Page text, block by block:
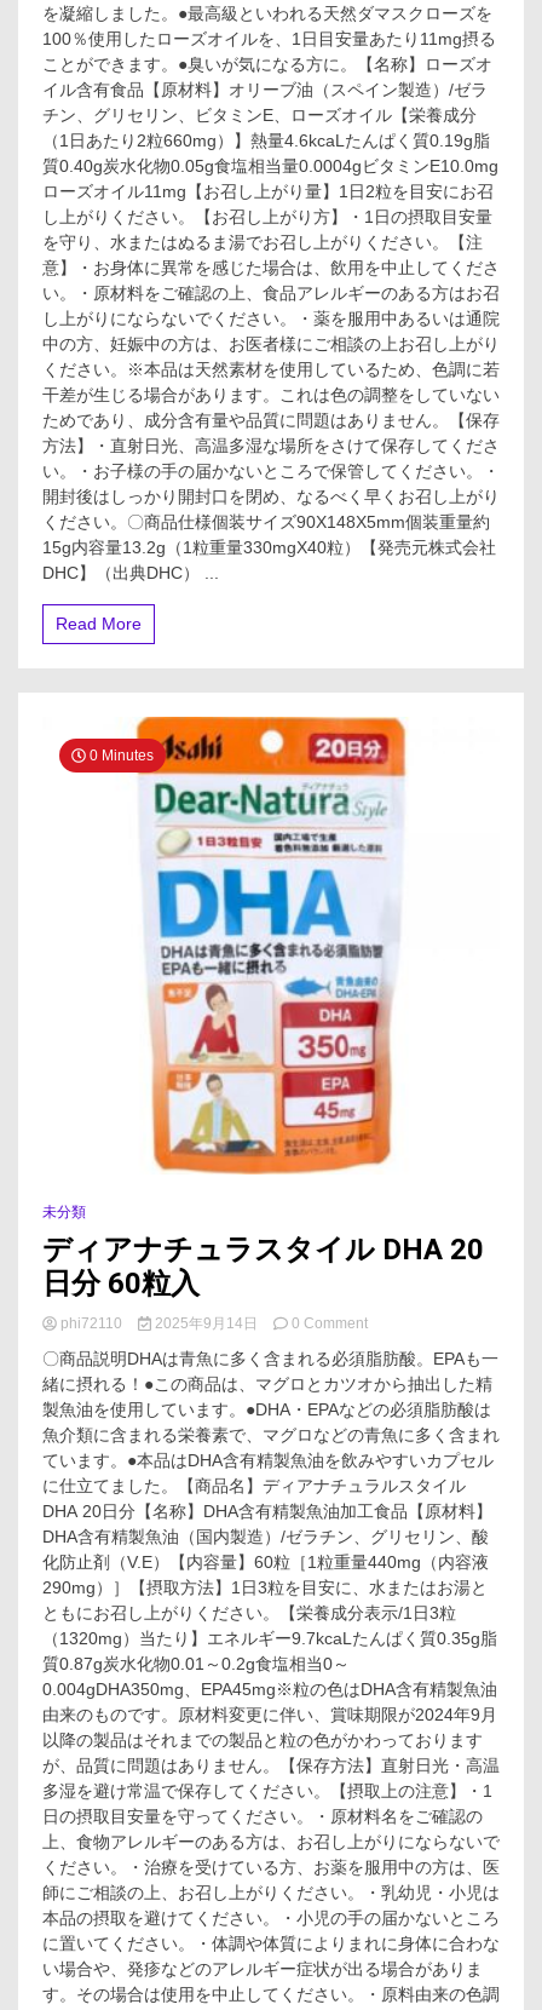
ル
ガ
リ
ア
ン
ロ
ー
ズ
カ
プ
セ
ル
20
日
分
40
入
を凝縮しました。●最高級といわれる天然ダマスクローズを
100％使用したローズオイルを、1日目安量あたり11mg摂る
ことができます。●臭いが気になる方に。【名称】ローズオ
イル含有食品【原材料】オリーブ油（スペイン製造）/ゼラ
チン、グリセリン、ビタミンE、ローズオイル【栄養成分
（1日あたり2粒660mg）】熱量4.6kcaLたんぱく質0.19g脂
質0.40g炭水化物0.05g食塩相当量0.0004gビタミンE10.0mg
ローズオイル11mg【お召し上がり量】1日2粒を目安にお召
し上がりください。【お召し上がり方】・1日の摂取目安量
を守り、水またはぬるま湯でお召し上がりください。【注
意】・お身体に異常を感じた場合は、飲用を中止してくださ
い。・原材料をご確認の上、食品アレルギーのある方はお召
し上がりにならないでください。・薬を服用中あるいは通院
中の方、妊娠中の方は、お医者様にご相談の上お召し上がり
ください。※本品は天然素材を使用しているため、色調に若
干差が生じる場合があります。これは色の調整をしていない
ためであり、成分含有量や品質に問題はありません。【保存
方法】・直射日光、高温多湿な場所をさけて保存してくださ
い。・お子様の手の届かないところで保管してください。・
開封後はしっかり開封口を閉め、なるべく早くお召し上がり
ください。〇商品仕様個装サイズ90X148X5mm個装重量約
15g内容量13.2g（1粒重量330mgX40粒）【発売元株式会社
Read More
0 Minutes
未分類
ディアナチュラスタイル DHA 20
日分 60粒入
phi72110 2025年9月14日 0 Commenton
ィ
ア
ナ
チ
ュ
ス
タ
イ
ル
DHA
20
分
粒
入
〇商品説明DHAは青魚に多く含まれる必須脂肪酸。EPAも一
緒に摂れる！●この商品は、マグロとカツオから抽出した精
製魚油を使用しています。●DHA・EPAなどの必須脂肪酸は
魚介類に含まれる栄養素で、マグロなどの青魚に多く含まれ
ています。●本品はDHA含有精製魚油を飲みやすいカプセル
に仕立てました。【商品名】ディアナチュラルスタイル
DHA 20日分【名称】DHA含有精製魚油加工食品【原材料】
DHA含有精製魚油（国内製造）/ゼラチン、グリセリン、酸
化防止剤（V.E）【内容量】60粒［1粒重量440mg（内容液
290mg）］【摂取方法】1日3粒を目安に、水またはお湯と
ともにお召し上がりください。【栄養成分表示/1日3粒
（1320mg）当たり】エネルギー9.7kcaLたんぱく質0.35g脂
質0.87g炭水化物0.01～0.2g食塩相当0～
0.004gDHA350mg、EPA45mg※粒の色はDHA含有精製魚油
由来のものです。原材料変更に伴い、賞味期限が2024年9月
以降の製品はそれまでの製品と粒の色がかわっております
が、品質に問題はありません。【保存方法】直射日光・高温
多湿を避け常温で保存してください。【摂取上の注意】・1
日の摂取目安量を守ってください。・原材料名をご確認の
上、食物アレルギーのある方は、お召し上がりにならないで
ください。・治療を受けている方、お薬を服用中の方は、医
師にご相談の上、お召し上がりください。・乳幼児・小児は
本品の摂取を避けてください。・小児の手の届かないところ
に置いてください。・体調や体質によりまれに身体に合わな
い場合や、発疹などのアレルギー症状が出る場合がありま
す。その場合は使用を中止してください。・原料由来の色調